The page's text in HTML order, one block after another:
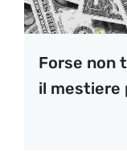
Forse non
il mestiere